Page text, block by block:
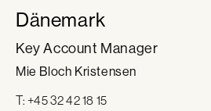
Dänemark
Key Account Manager
Mie Bloch Kristensen
T: +45 32 42 18 15